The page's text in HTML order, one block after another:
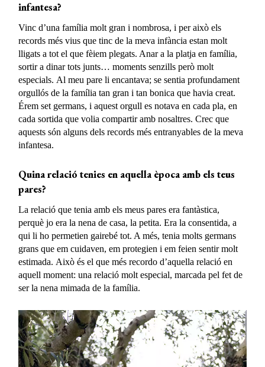
infantesa?
Vinc d’una família molt gran i nombrosa, i per això els
records més vius que tinc de la meva infància estan molt
lligats a tot el que fèiem plegats. Anar a la platja en família,
sortir a dinar tots junts… moments senzills però molt
especials. Al meu pare li encantava; se sentia profundament
orgullós de la família tan gran i tan bonica que havia creat.
Érem set germans, i aquest orgull es notava en cada pla, en
cada sortida que volia compartir amb nosaltres. Crec que
aquests són alguns dels records més entranyables de la meva
infantesa.
Quina relació tenies en aquella època amb els teus
pares?
La relació que tenia amb els meus pares era fantàstica,
perquè jo era la nena de casa, la petita. Era la consentida, a
qui li ho permetien gairebé tot. A més, tenia molts germans
grans que em cuidaven, em protegien i em feien sentir molt
estimada. Això és el que més recordo d’aquella relació en
aquell moment: una relació molt especial, marcada pel fet de
ser la nena mimada de la família.